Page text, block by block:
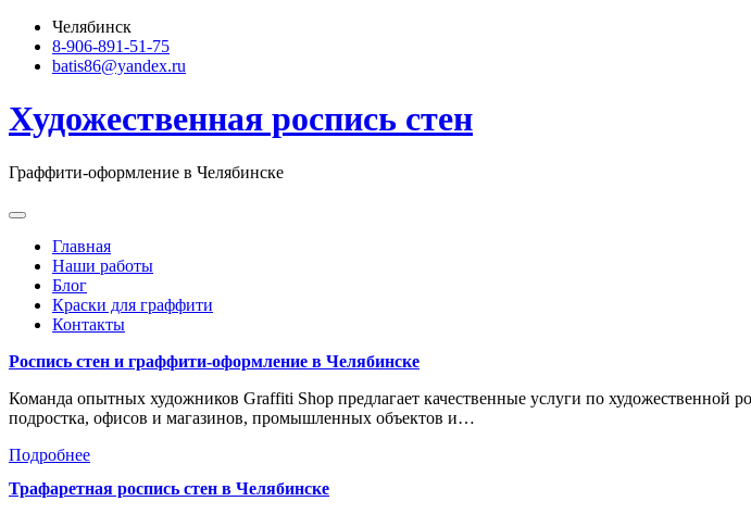
Skip
content
Челябинск
8-906-891-51-75
batis86@yandex.ru
Художественная роспись стен
Граффити-оформление в Челябинске
Главная
Наши работы
Блог
Краски для граффити
Контакты
Роспись стен и граффити-оформление в Челябинске
Команда опытных художников Graffiti Shop предлагает качественные услуги по художественной
подростка, офисов и магазинов, промышленных объектов и…
Подробнее
Трафаретная роспись стен в Челябинске